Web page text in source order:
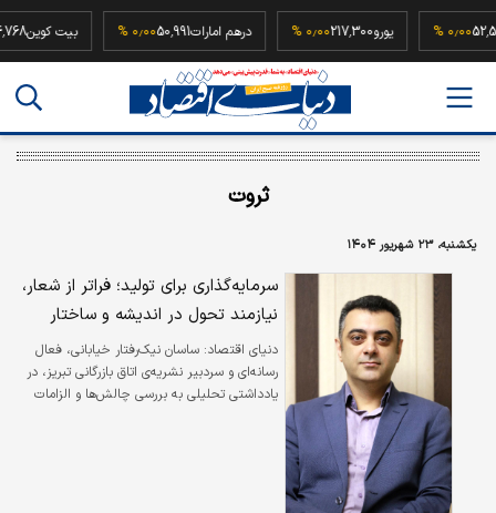
52,500,000 یورو217,300 درهم امارات50,991 بیت
ثروت
یکشنبه، ۲۳ شهریور ۱۴۰۴
سرمایه‌گذاری برای تولید؛ فراتر از شعار،
نیازمند تحول در اندیشه و ساختار
دنیای اقتصاد: ساسان نیک‌رفتار خیابانی، فعال
رسانه‌ای و سردبیر نشریه‌ی اتاق بازرگانی تبریز، در
یادداشتی تحلیلی به بررسی چالش‌ها و الزامات